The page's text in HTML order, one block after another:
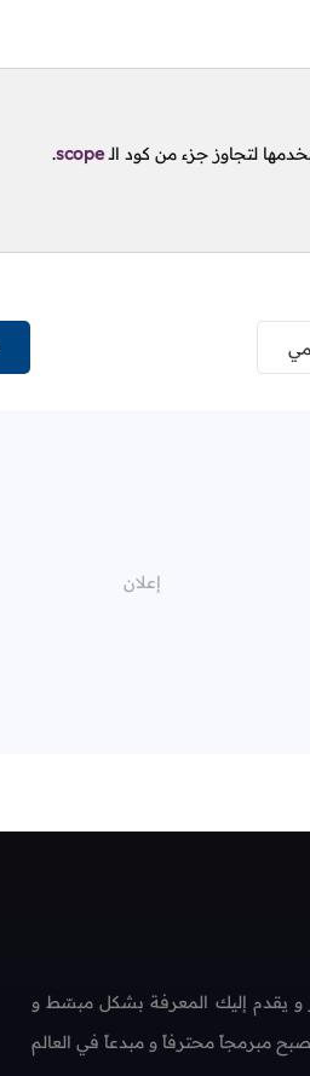
لتجاوز جزء من كود الـscope
.
و يقدم إليك المعرفة بشكل مبسّط و
مبرمجاً محترفاً و مبدعاً في العالم